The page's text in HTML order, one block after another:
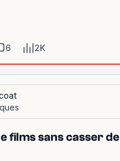
6 2K
films sans casser de